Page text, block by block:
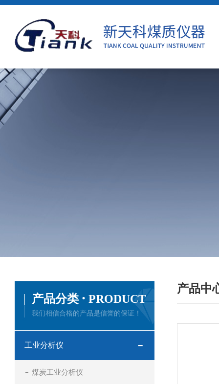
产品中
产品分类 · PRODUCT
我们相信合格的产品是信誉的保证！
工业分析仪
煤炭工业分析仪